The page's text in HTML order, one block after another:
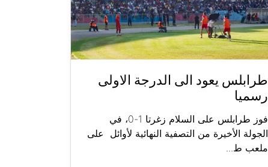
طرابلس يعود الى الدرجة الاولى
رسميا
فوز طرابلس على السلام زغرتا 1-0، في
الجولة الأخيرة من التصفية النهائية لأوائل على
ملعب ط...